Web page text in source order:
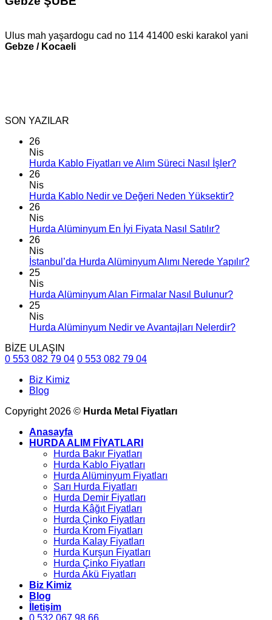
Ulus mah yaşardogu cad no 114 41400 eski karakol yani
Gebze / Kocaeli
SON YAZILAR
26
Nis
Hurda Kablo Fiyatları ve Alım Süreci Nasıl İşler?
26
Nis
Hurda Kablo Nedir ve Değeri Neden Yüksektir?
26
Nis
Hurda Alüminyum En İyi Fiyata Nasıl Satılır?
26
Nis
İstanbul’da Hurda Alüminyum Alımı Nerede Yapılır?
25
Nis
Hurda Alüminyum Alan Firmalar Nasıl Bulunur?
25
Nis
Hurda Alüminyum Nedir ve Avantajları Nelerdir?
BİZE ULAŞIN
0 553 082 79 04 0 553 082 79 04
Biz Kimiz
Blog
Copyright 2026 © Hurda Metal Fiyatları
Anasayfa
HURDA ALIM FİYATLARI
Hurda Bakır Fiyatları
Hurda Kablo Fiyatları
Hurda Alüminyum Fiyatları
Sarı Hurda Fiyatları
Hurda Demir Fiyatları
Hurda Kâğıt Fiyatları
Hurda Çinko Fiyatları
Hurda Krom Fiyatları
Hurda Kalay Fiyatları
Hurda Kurşun Fiyatları
Hurda Çinko Fiyatları
Hurda Akü Fiyatları
Biz Kimiz
Blog
İletişim
0 532 067 98 66